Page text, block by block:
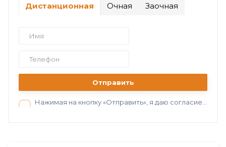
Дистанционная Очная Заочная
Отправить
Нажимая на кнопку «Отправить», я даю согласие на обработку персональных данных в соответствии с нашей